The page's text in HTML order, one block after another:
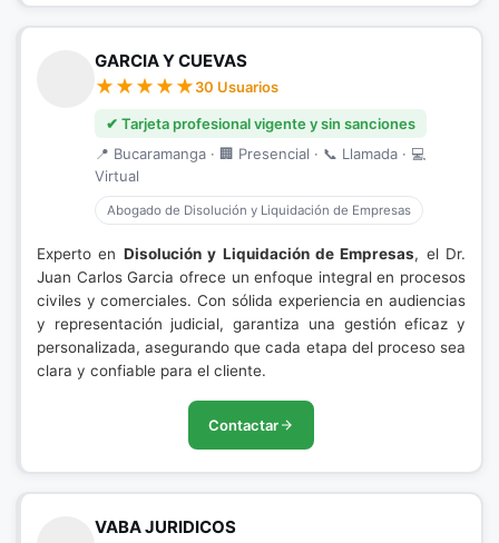
GARCIA Y CUEVAS
30 Usuarios
✔ Tarjeta profesional vigente y sin sanciones
📍 Bucaramanga · 🏢 Presencial · 📞 Llamada · 💻
Virtual
Abogado de Disolución y Liquidación de Empresas
Experto en Disolución y Liquidación de Empresas, el Dr.
Juan Carlos Garcia ofrece un enfoque integral en procesos
civiles y comerciales. Con sólida experiencia en audiencias
y representación judicial, garantiza una gestión eficaz y
personalizada, asegurando que cada etapa del proceso sea
clara y confiable para el cliente.
Contactar
VABA JURIDICOS